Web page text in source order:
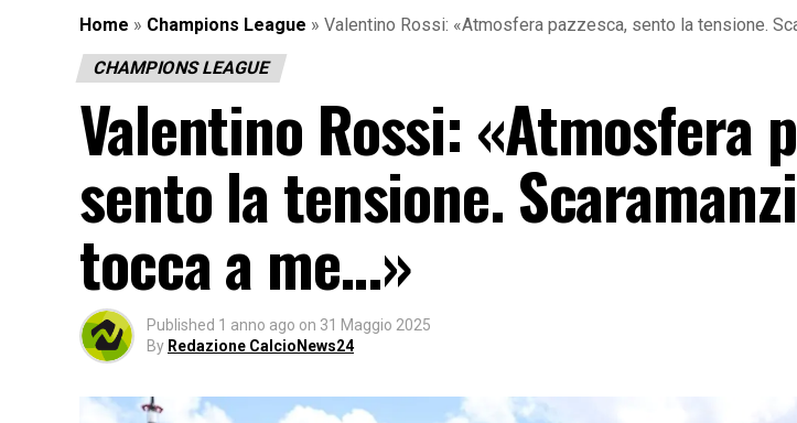
Home » Champions League » Valentino Rossi: «Atmosfera pazzesca, sento la tensione.
CHAMPIONS LEAGUE
Valentino Rossi: «Atmosfera
sento la tensione.
tocca a me…»
Published 1 anno ago on 31 Maggio 2025
By Redazione CalcioNews24